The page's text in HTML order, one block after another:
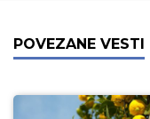
POVEZANE VESTI